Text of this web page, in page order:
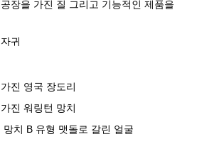
장을 가진 질 그리고 기능적인 제품을
귀
진 영국 장도리
진 워링턴 망치
치 B 유형 맷돌로 갈린 얼굴